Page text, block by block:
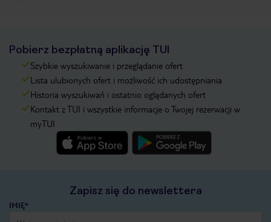
Pobierz bezpłatną aplikację TUI
Szybkie wyszukiwanie i przeglądanie ofert
Lista ulubionych ofert i możliwość ich udostępniania
Historia wyszukiwań i ostatnio oglądanych ofert
Kontakt z TUI i wszystkie informacje o Twojej rezerwacji w
myTUI
Zapisz się do newslettera
IMIĘ*